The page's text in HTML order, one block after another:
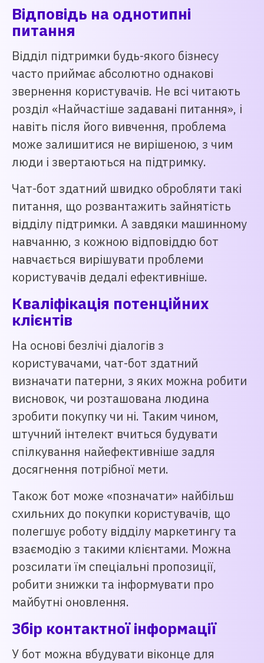
Відповідь на однотипні
питання
Відділ підтримки будь-якого бізнесу
часто приймає абсолютно однакові
звернення користувачів. Не всі читають
розділ «Найчастіше задавані питання», і
навіть після його вивчення, проблема
може залишитися не вирішеною, з чим
люди і звертаються на підтримку.
Чат-бот здатний швидко обробляти такі
питання, що розвантажить зайнятість
відділу підтримки. А завдяки машинному
навчанню, з кожною відповіддю бот
навчається вирішувати проблеми
користувачів дедалі ефективніше.
Кваліфікація потенційних
клієнтів
На основі безлічі діалогів з
користувачами, чат-бот здатний
визначати патерни, з яких можна робити
висновок, чи розташована людина
зробити покупку чи ні. Таким чином,
штучний інтелект вчиться будувати
спілкування найефективніше задля
досягнення потрібної мети.
Також бот може «позначати» найбільш
схильних до покупки користувачів, що
полегшує роботу відділу маркетингу та
взаємодію з такими клієнтами. Можна
розсилати їм спеціальні пропозиції,
робити знижки та інформувати про
майбутні оновлення.
Збір контактної інформації
У бот можна вбудувати віконце для